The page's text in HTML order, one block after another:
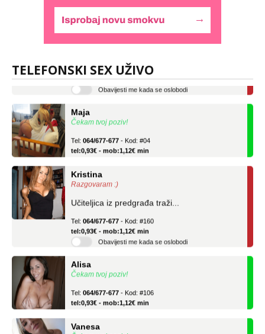
TELEFONSKI SEX UŽIVO
Liliana
tel:0,93€ - mob:1,12€ min
Čekam tvoj poziv!
tel:0,93€ - mob:1,12€ min
Razgovaram :)
tel:0,93€ - mob:1,12€ min
Obavijesti me kada se oslobodi
Čekam tvoj poziv!
tel:0,93€ - mob:1,12€ min
Čekam tvoj poziv!